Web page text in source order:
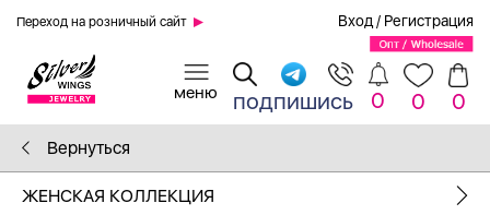
Переход на розничный сайт Вход / Регистрация
подпишись 0 0 0
Вернуться
ЖЕНСКАЯ КОЛЛЕКЦИЯ